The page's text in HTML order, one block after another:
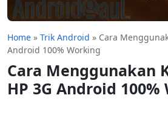
Home » Trik Android » Cara
Android 100% Working
Cara Menggunakan
HP 3G Android